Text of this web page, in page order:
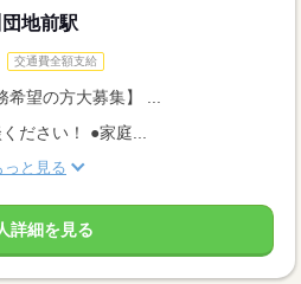
地前駅
交通費全額支給
希望の方大募集】 ...
ださい！ ●家庭...
っと見る
詳細を見る